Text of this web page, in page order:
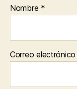
Nombre *
Correo electrónico